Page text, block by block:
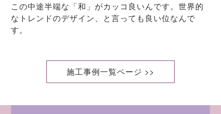
この中途半端な「和」がカッコ良いんです。世界的
なトレンドのデザイン、と言っても良い位なんで
す。
施工事例一覧ページ >>